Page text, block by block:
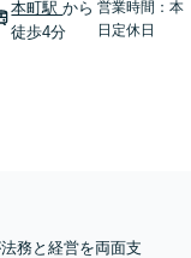
本町駅から
徒歩4分
営業時間：本
日定休日
務と経営を両面支